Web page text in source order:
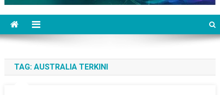
TAG: AUSTRALIA TERKINI